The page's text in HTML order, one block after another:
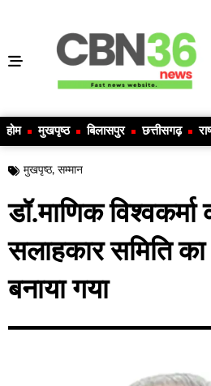
होम मुखपृष्ठ बिलासपुर छत्तीसगढ़
मुखपृष्ठ, सम्मान
डॉ.माणिक विश्वकर्मा
सलाहकार समिति का
बनाया गया